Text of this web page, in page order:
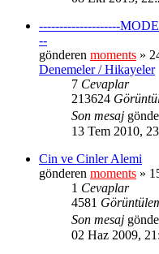
--------------------
--
gönderen moments »
Denemeler / Hikayeler
7 Cevaplar
213624
Son mesaj
13 Tem 2010,
Cin ve Cinler Alemi
gönderen moments »
1 Cevaplar
4581
Son mesaj
02 Haz 2009,